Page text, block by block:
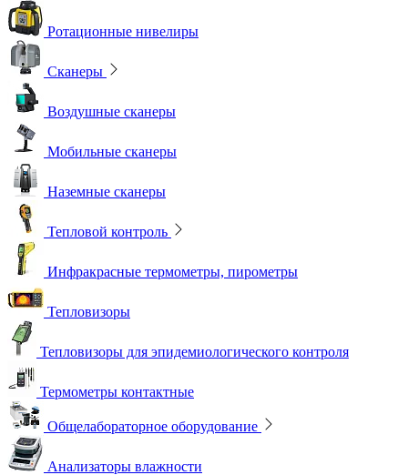
Ротационные нивелиры
Сканеры
Воздушные сканеры
Мобильные сканеры
Наземные сканеры
Тепловой контроль
Инфракрасные термометры, пирометры
Тепловизоры
Тепловизоры для эпидемиологического контроля
Термометры контактные
Общелабораторное оборудование
Анализаторы влажности